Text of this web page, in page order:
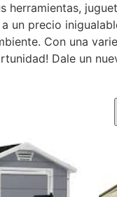
herramientas,
un precio
Con una
Dale un